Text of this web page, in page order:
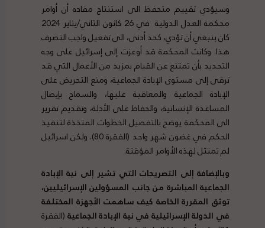
وسيؤدي تقييم متحفظ الى استنتاج مفاده أن أوامر
محكمة العدل الدولية في 26 كانون الثاني/يناير 2024
كان بنبغي أن تؤدي، كحد أدنى، الى تفعيل واجب التصرف
هذا. وكانت المحكمة قد أوعزت إلى إسرائيل على وجه
التحديد بأن تمتنع عن القيام بمزيد من الأعمال التي قد
ترقى إلى مستوى الإبادة الجماعية، ومنع التحريض على
الإبادة الجماعية والمعاقبة عليها، والسماح بإيصال
المساعدة الإنسانية، والحفاظ على الأدلة، وتقديم تقرير
الى المحكمة يوضح بالتفصيل الخطوات المتخذة لتنفيذ
الحكم في غضون شهر واحد (الفقرة 80). ولكن اسرائيل
لم تمتثل لهذه الأوامر المؤقتة.
وبالإضافة إلى التصريحات التي تشير إلى نية الإبادة
الجماعية المباشرة من جانب المسؤولين الإسرائيليين،
توثق المقررة الخاصة كيف ساهمت الأجهزة المختلفة
في الدولة الإسرائيلية في نية الإبادة الجماعية(الفقرة